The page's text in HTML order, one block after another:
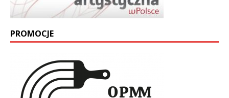
PROMOCJE